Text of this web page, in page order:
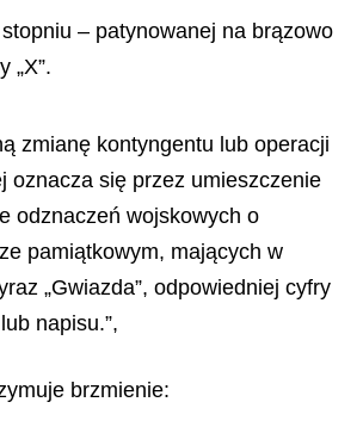
– patynowanej na brązowo
„X”.
zmianę kontyngentu lub operacji
oznacza się przez umieszczenie
odznaczeń wojskowych o
pamiątkowym, mających w
„Gwiazda”, odpowiedniej cyfry
napisu.”,
brzmienie: